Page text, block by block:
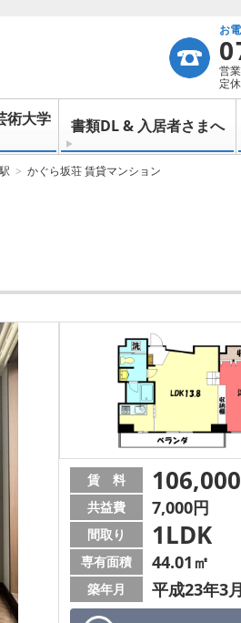
お
営
定
術大学 書類DL & 入居者さまへ
かぐら坂荘 賃貸マンション
賃 料 106,000
共益費 7,000円
間取り 1LDK
専有面積 44.01㎡
築年月 平成23年3